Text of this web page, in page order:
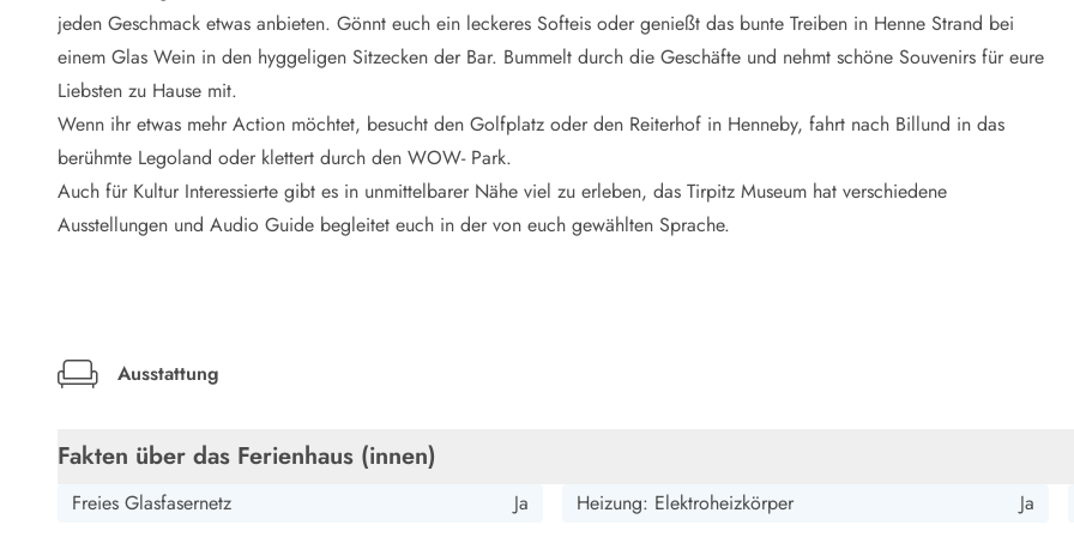
LEGOLAND® Rabatt
Urlaub mit Kindern
Urlaub mit Hund
Urlaub am Strand
Urlaub in der Natur
Finde Bernstein am Strand
Indoorspielländer in Dänemark
Zoos und Tierparks in Dänemark
Freizeitparks in Dänemark
Minigolf spielen in Dänemark
Schwimmhallen und Badeländer
Fitnesscenter in Dänemark
Fahrradfahren in Dänemark
Reiten in Dänemark
jeden Geschmack etwas anbieten. Gönnt euch ein leckeres Softeis oder genießt das bunte Treiben in Henne Strand bei
einem Glas Wein in den hyggeligen Sitzecken der Bar. Bummelt durch die Geschäfte und nehmt schöne Souvenirs für eure
Liebsten zu Hause mit.
Wenn ihr etwas mehr Action möchtet, besucht den Golfplatz oder den Reiterhof in Henneby, fahrt nach Billund in das
berühmte Legoland oder klettert durch den WOW- Park.
Auch für Kultur Interessierte gibt es in unmittelbarer Nähe viel zu erleben, das Tirpitz Museum hat verschiedene
Ausstellungen und Audio Guide begleitet euch in der von euch gewählten Sprache.
Ausstattung
Fakten über das Ferienhaus (innen)
Freies Glasfasernetz Ja Heizung: Elektroheizkörper Ja